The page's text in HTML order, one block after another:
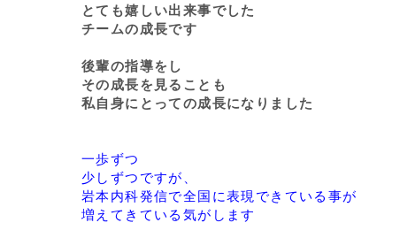
とても嬉しい出来事でした
チームの成長です
後輩の指導をし
その成長を見ることも
私自身にとっての成長になりました
一歩ずつ
少しずつですが、
岩本内科発信で全国に表現できている事が
増えてきている気がします